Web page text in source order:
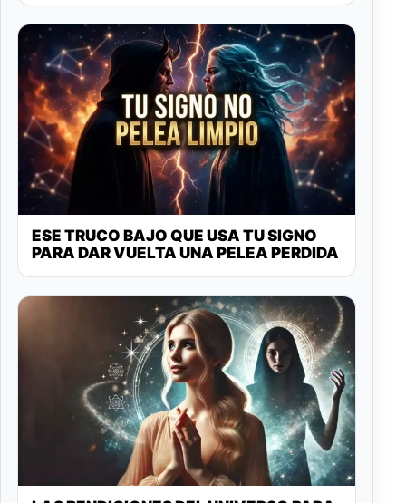
ESE TRUCO BAJO QUE USA TU SIGNO
PARA DAR VUELTA UNA PELEA PERDIDA